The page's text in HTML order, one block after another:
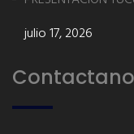
julio 17, 2026